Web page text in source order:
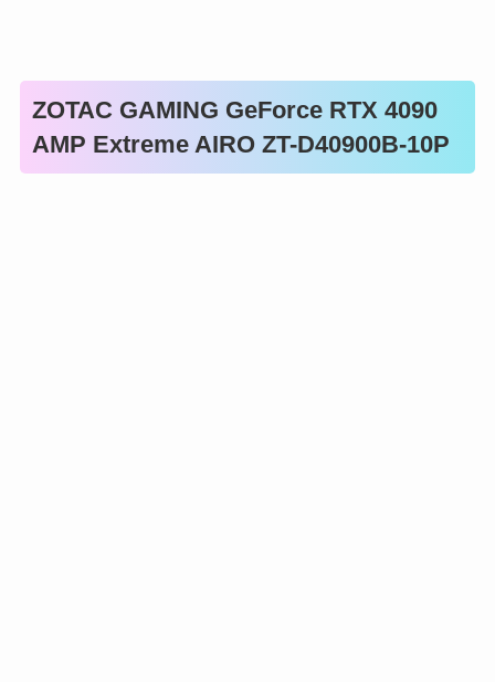
ZOTAC GAMING GeForce RTX 4090
AMP Extreme AIRO ZT-D40900B-10P